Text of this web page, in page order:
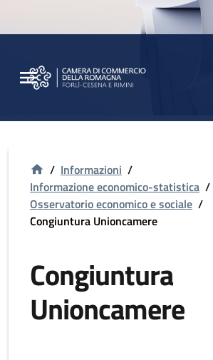
/ Informazioni /
Informazione economico-statistica /
Osservatorio economico e sociale /
Congiuntura Unioncamere
Congiuntura
Unioncamere